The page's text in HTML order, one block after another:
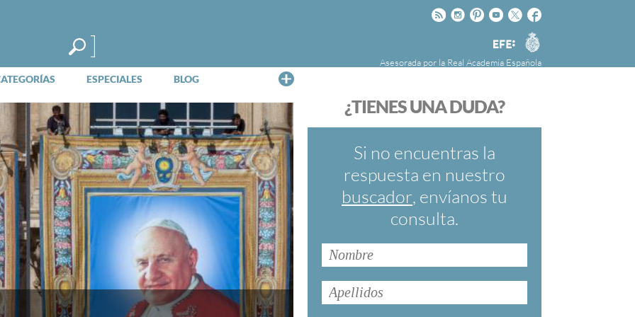
Facebook
Twitter
Youtube
Pinteres
Instagram
Rss
Agencia
EFE
Asesorada por la Real Academia Española
ESPECIALES BLOG
FundéuRAE es una fundación patrocinada por
cuyo objetivo es colaborar con el buen uso del
español en los medios de comunicación y en
Internet.
¿TIENES UNA DUDA?
Si no encuentras la
respuesta en nuestro
buscador, envíanos tu
consulta.